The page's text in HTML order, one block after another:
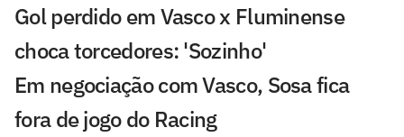
Gol perdido em Vasco x Fluminense
choca torcedores: 'Sozinho'
Em negociação com Vasco, Sosa fica
fora de jogo do Racing